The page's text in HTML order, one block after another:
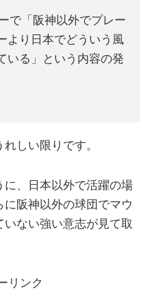
で「阪神以外でプレー
より日本でどういう風
いる」という内容の発
しい限りです。
に、日本以外で活躍の場
阪神以外の球団でマウ
ない強い意志が見て取
リンク